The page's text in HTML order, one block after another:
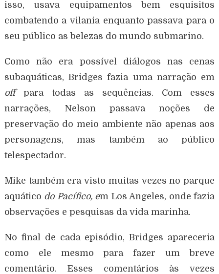
isso, usava equipamentos bem esquisitos
combatendo a vilania enquanto passava para o
seu público as belezas do mundo submarino.
Como não era possível diálogos nas cenas
subaquáticas, Bridges fazia uma narração em
offpara todas as sequências.
Com esses
narrações, Nelson passava noções de
preservação do meio ambiente não apenas aos
personagens, mas também ao público
telespectador.
Mike também era visto muitas vezes no parque
aquático do Pacífico, em Los Angeles, onde fazia
observações e pesquisas da vida marinha.
No final de cada episódio, Bridges apareceria
como ele mesmo para fazer um breve
comentário.
Esses comentários às vezes